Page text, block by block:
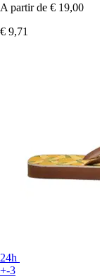
A partir de € 19,00
€ 9,71
24h
+-3